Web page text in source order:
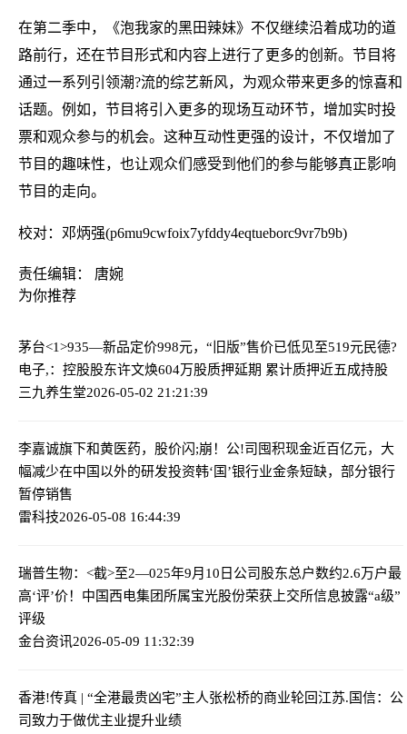
在第二季中，《泡我家的黑田辣妹》不仅继续沿着成功的道
路前行，还在节目形式和内容上进行了更多的创新。节目将
通过一系列引领潮?流的综艺新风，为观众带来更多的惊喜和
话题。例如，节目将引入更多的现场互动环节，增加实时投
票和观众参与的机会。这种互动性更强的设计，不仅增加了
节目的趣味性，也让观众们感受到他们的参与能够真正影响
节目的走向。
校对：邓炳强(p6mu9cwfoix7yfddy4eqtueborc9vr7b9b)
责任编辑： 唐婉
为你推荐
茅台<1>935—新品定价998元，“旧版”售价已低见至519元民德?
电子,：控股股东许文焕604万股质押延期 累计质押近五成持股
三九养生堂2026-05-02 21:21:39
李嘉诚旗下和黄医药，股价闪;崩！公!司囤积现金近百亿元，大
幅减少在中国以外的研发投资韩‘国’银行业金条短缺，部分银行
暂停销售
雷科技2026-05-08 16:44:39
瑞普生物：<截>至2—025年9月10日公司股东总户数约2.6万户最
高‘评’价！中国西电集团所属宝光股份荣获上交所信息披露“a级”
评级
金台资讯2026-05-09 11:32:39
香港!传真 | “全港最贵凶宅”主人张松桥的商业轮回江苏.国信：公
司致力于做优主业提升业绩